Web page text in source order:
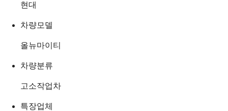
현대
차량모델
올뉴마이티
차량분류
고소작업차
특장업체